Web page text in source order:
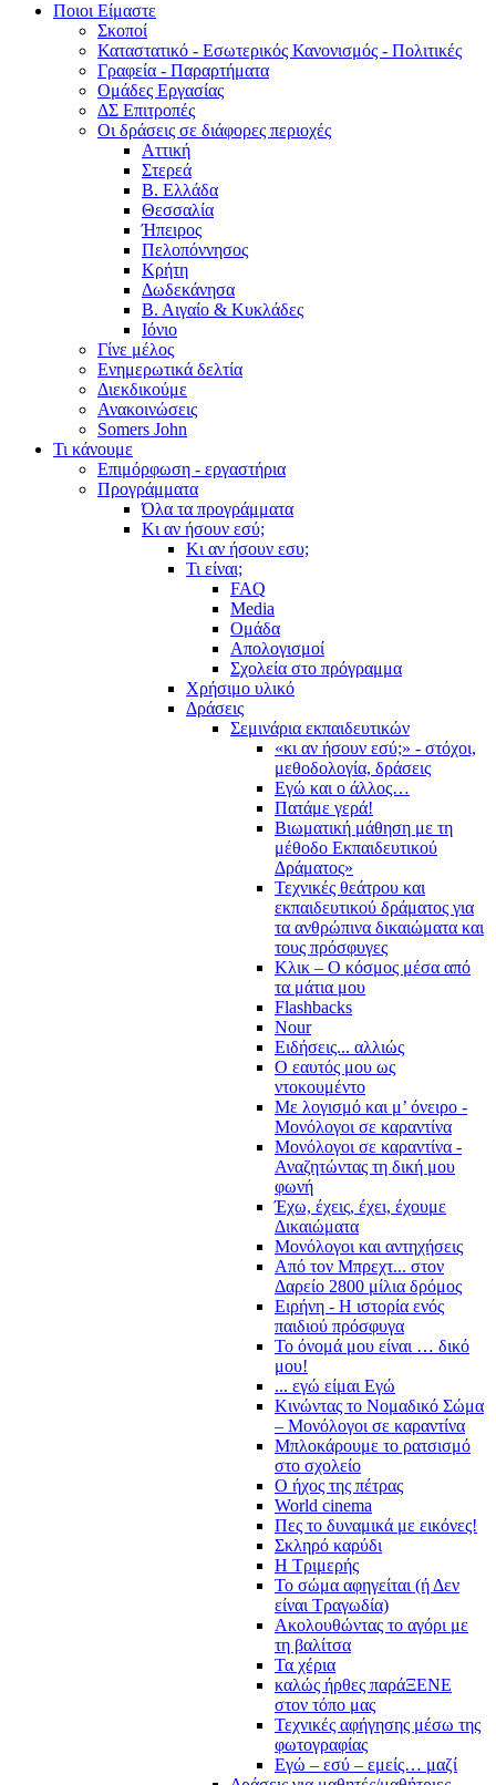
Ποιοι Είμαστε
Σκοποί
Καταστατικό - Εσωτερικός Κανονισμός - Πολιτικές
Γραφεία - Παραρτήματα
Ομάδες Εργασίας
ΔΣ Επιτροπές
Οι δράσεις σε διάφορες περιοχές
Αττική
Στερεά
Β. Ελλάδα
Θεσσαλία
Ήπειρος
Πελοπόννησος
Κρήτη
Δωδεκάνησα
Β. Αιγαίο & Κυκλάδες
Ιόνιο
Γίνε μέλος
Ενημερωτικά δελτία
Διεκδικούμε
Ανακοινώσεις
Somers John
Τι κάνουμε
Επιμόρφωση - εργαστήρια
Προγράμματα
Όλα τα προγράμματα
Κι αν ήσουν εσύ;
Κι αν ήσουν εσυ;
Τι είναι;
FAQ
Media
Ομάδα
Απολογισμοί
Σχολεία στο πρόγραμμα
Χρήσιμο υλικό
Δράσεις
Σεμινάρια εκπαιδευτικών
«κι αν ήσουν εσύ;» - στόχοι,
μεθοδολογία, δράσεις
Εγώ και ο άλλος…
Πατάμε γερά!
Βιωματική μάθηση με τη
μέθοδο Εκπαιδευτικού
Δράματος»
Τεχνικές θεάτρου και
εκπαιδευτικού δράματος για
τα ανθρώπινα δικαιώματα και
τους πρόσφυγες
Κλικ – Ο κόσμος μέσα από
τα μάτια μου
Flashbacks
Nour
Ειδήσεις... αλλιώς
Ο εαυτός μου ως
ντοκουμέντο
Με λογισμό και μ’ όνειρο -
Μονόλογοι σε καραντίνα
Μονόλογοι σε καραντίνα -
Αναζητώντας τη δική μου
φωνή
Έχω, έχεις, έχει, έχουμε
Δικαιώματα
Μονόλογοι και αντηχήσεις
Από τον Μπρεχτ... στον
Δαρείο 2800 μίλια δρόμος
Ειρήνη - Η ιστορία ενός
παιδιού πρόσφυγα
Το όνομά μου είναι … δικό
μου!
... εγώ είμαι Εγώ
Κινώντας το Νομαδικό Σώμα
– Μονόλογοι σε καραντίνα
Μπλοκάρουμε το ρατσισμό
στο σχολείο
Ο ήχος της πέτρας
World cinema
Πες το δυναμικά με εικόνες!
Σκληρό καρύδι
Η Τριμερής
Το σώμα αφηγείται (ή Δεν
είναι Τραγωδία)
Ακολουθώντας το αγόρι με
τη βαλίτσα
Τα χέρια
καλώς ήρθες παράΞΕΝΕ
στον τόπο μας
Τεχνικές αφήγησης μέσω της
φωτογραφίας
Εγώ – εσύ – εμείς… μαζί